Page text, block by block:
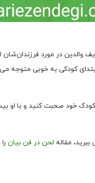
والدین در مورد
ابتدای کودکی به خوبی
خود صحبت کنید و با او
مقاله لحن در فن بیان